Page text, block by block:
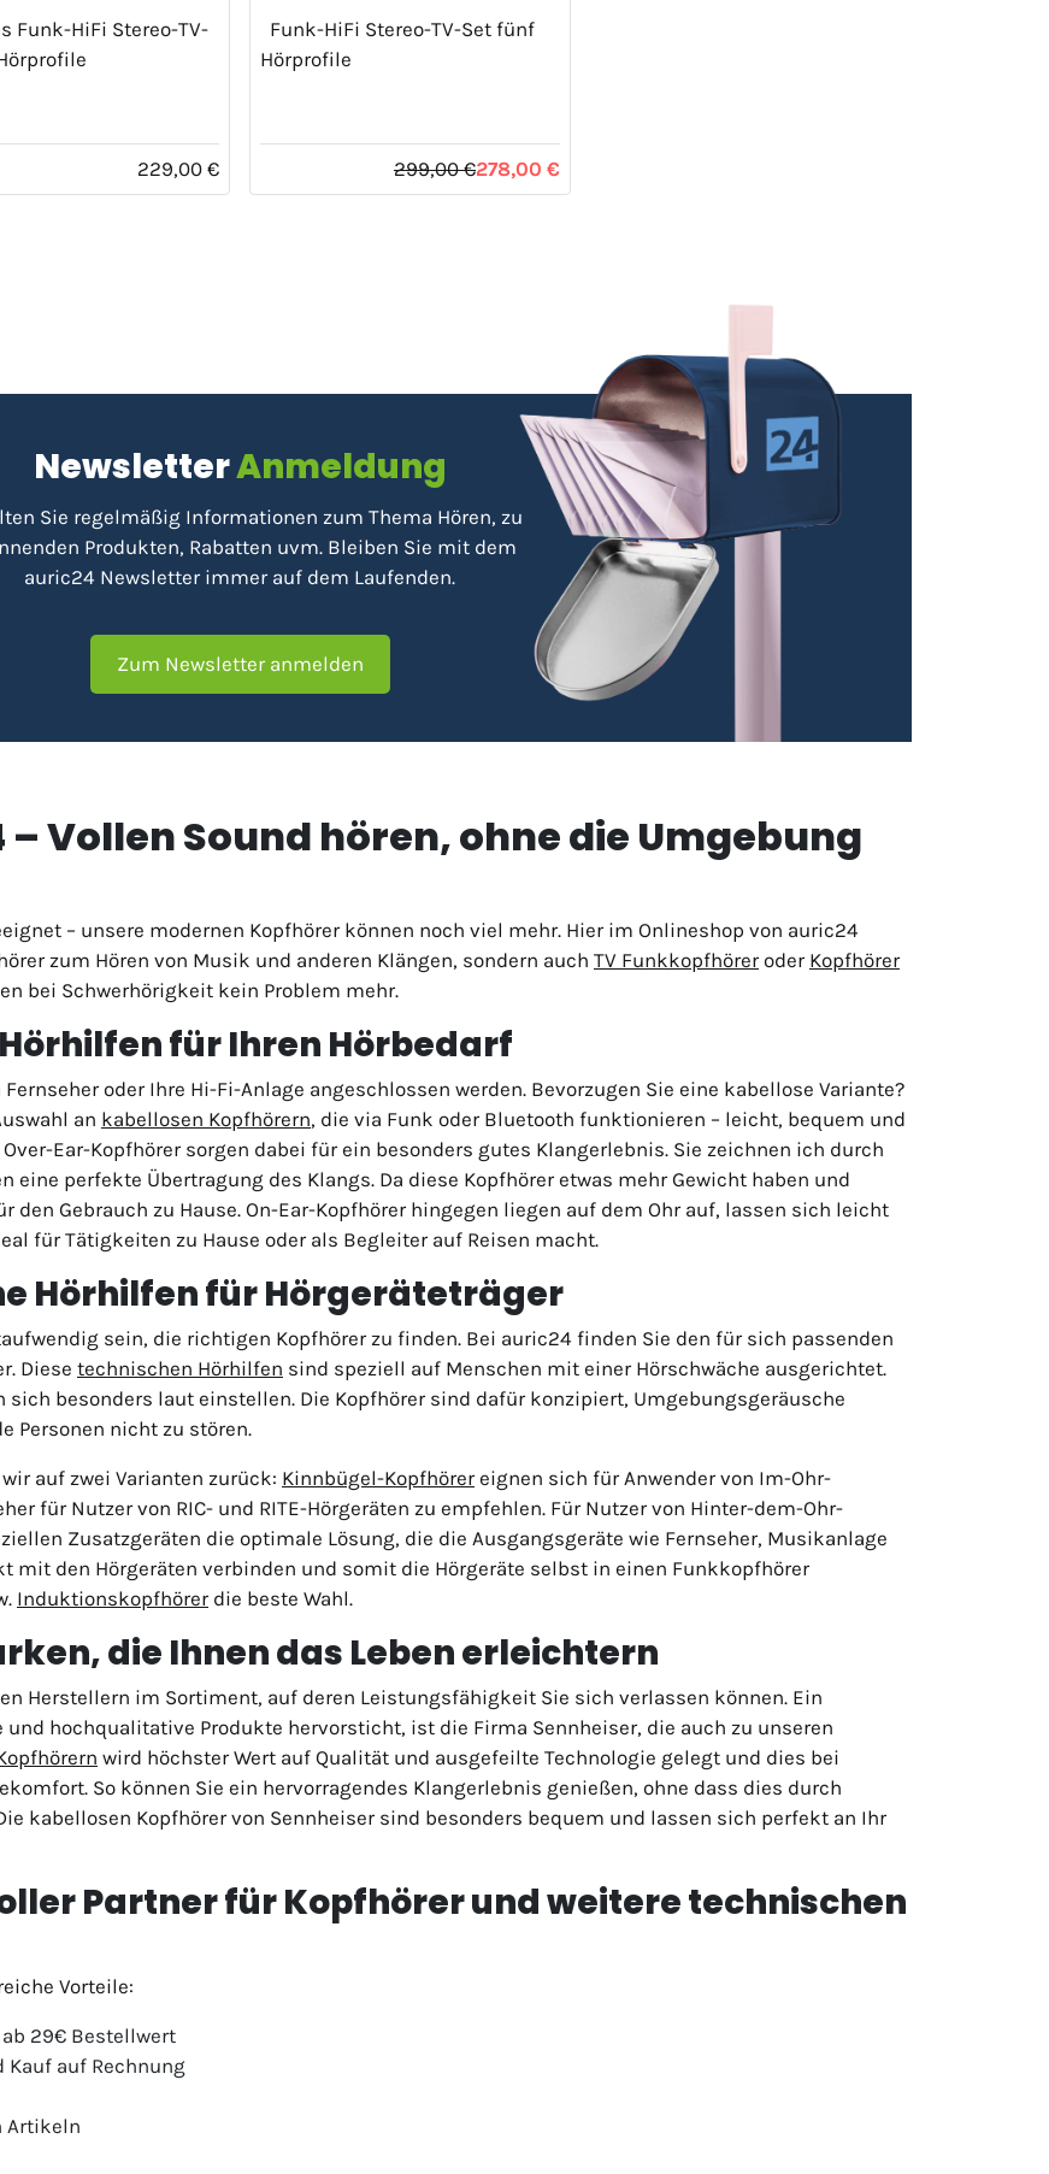
Funk-HiFi Stereo-TV-
229,00 €
Funk-HiFi Stereo-TV-Set fünf
Hörprofile
299,00 €278,00 €
NewsletterAnmeldung
Sie regelmäßig Informationen zum Thema Hören, zu
Produkten, Rabatten uvm. Bleiben Sie mit dem
auric24 Newsletter immer auf dem Laufenden.
Zum Newsletter anmelden
Vollen Sound hören, ohne die Umgebung
– unsere modernen Kopfhörer können noch viel mehr. Hier im Onlineshop von auric24
zum Hören von Musik und anderen Klängen, sondern auch TV Funkkopfhöreroder Kopfhörer
bei Schwerhörigkeit kein Problem mehr.
für Ihren Hörbedarf
oder Ihre Hi-Fi-Anlage angeschlossen werden. Bevorzugen Sie eine kabellose Variante?
an kabellosen Kopfhörern, die via Funk oder Bluetooth funktionieren – leicht, bequem und
Ear-Kopfhörer sorgen dabei für ein besonders gutes Klangerlebnis. Sie zeichnen ich durch
perfekte Übertragung des Klangs. Da diese Kopfhörer etwas mehr Gewicht haben und
Gebrauch zu Hause. On-Ear-Kopfhörer hingegen liegen auf dem Ohr auf, lassen sich leicht
für Tätigkeiten zu Hause oder als Begleiter auf Reisen macht.
Hörhilfen für Hörgeräteträger
sein, die richtigen Kopfhörer zu finden. Bei auric24 finden Sie den für sich passenden
Diese technischen Hörhilfen sind speziell auf Menschen mit einer Hörschwäche ausgerichtet.
besonders laut einstellen. Die Kopfhörer sind dafür konzipiert, Umgebungsgeräusche
Personen nicht zu stören.
auf zwei Varianten zurück: Kinnbügel-Kopfhörereignen sich für Anwender von Im-Ohr-
für Nutzer von RIC- und RITE-Hörgeräten zu empfehlen. Für Nutzer von Hinter-dem-Ohr-
Zusatzgeräten die optimale Lösung, die die Ausgangsgeräte wie Fernseher, Musikanlage
mit den Hörgeräten verbinden und somit die Hörgeräte selbst in einen Funkkopfhörer
Induktionskopfhörerdie beste Wahl.
die Ihnen das Leben erleichtern
Herstellern im Sortiment, auf deren Leistungsfähigkeit Sie sich verlassen können. Ein
hochqualitative Produkte hervorsticht, ist die Firma Sennheiser, die auch zu unseren
wird höchster Wert auf Qualität und ausgefeilte Technologie gelegt und dies bei
So können Sie ein hervorragendes Klangerlebnis genießen, ohne dass dies durch
kabellosen Kopfhörer von Sennheiser sind besonders bequem und lassen sich perfekt an Ihr
Partner für Kopfhörer und weitere technischen
Vorteile:
29€ Bestellwert
Kauf auf Rechnung
Artikeln